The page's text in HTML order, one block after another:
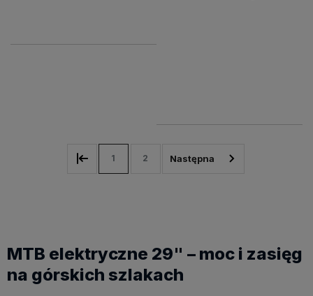
1 2
MTB elektryczne 29" – moc i zasięg
na górskich szlakach